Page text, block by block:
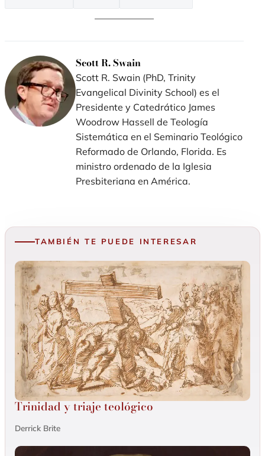
en
Scott R. Swain
Scott R. Swain (PhD, Trinity
Evangelical Divinity School) es el
Presidente y Catedrático James
Woodrow Hassell de Teología
Sistemática en el Seminario Teológico
Reformado de Orlando, Florida. Es
ministro ordenado de la Iglesia
Presbiteriana en América.
TAMBIÉN TE PUEDE INTERESAR
Trinidad y triaje teológico
Derrick Brite